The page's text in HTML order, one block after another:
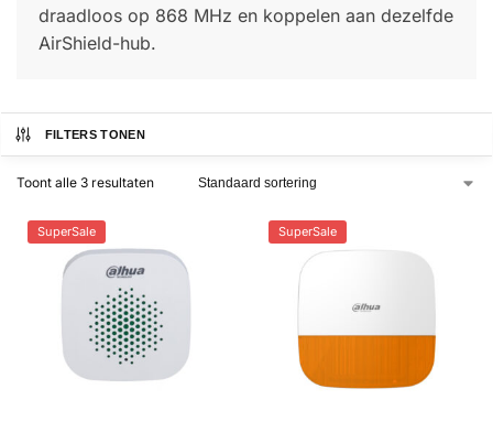
met
&
Intercom
Branddetectie
draadloos op 868 MHz en koppelen aan dezelfde
AirShield-hub.
FILTERS TONEN
Toont alle 3 resultaten
SuperSale SuperSale